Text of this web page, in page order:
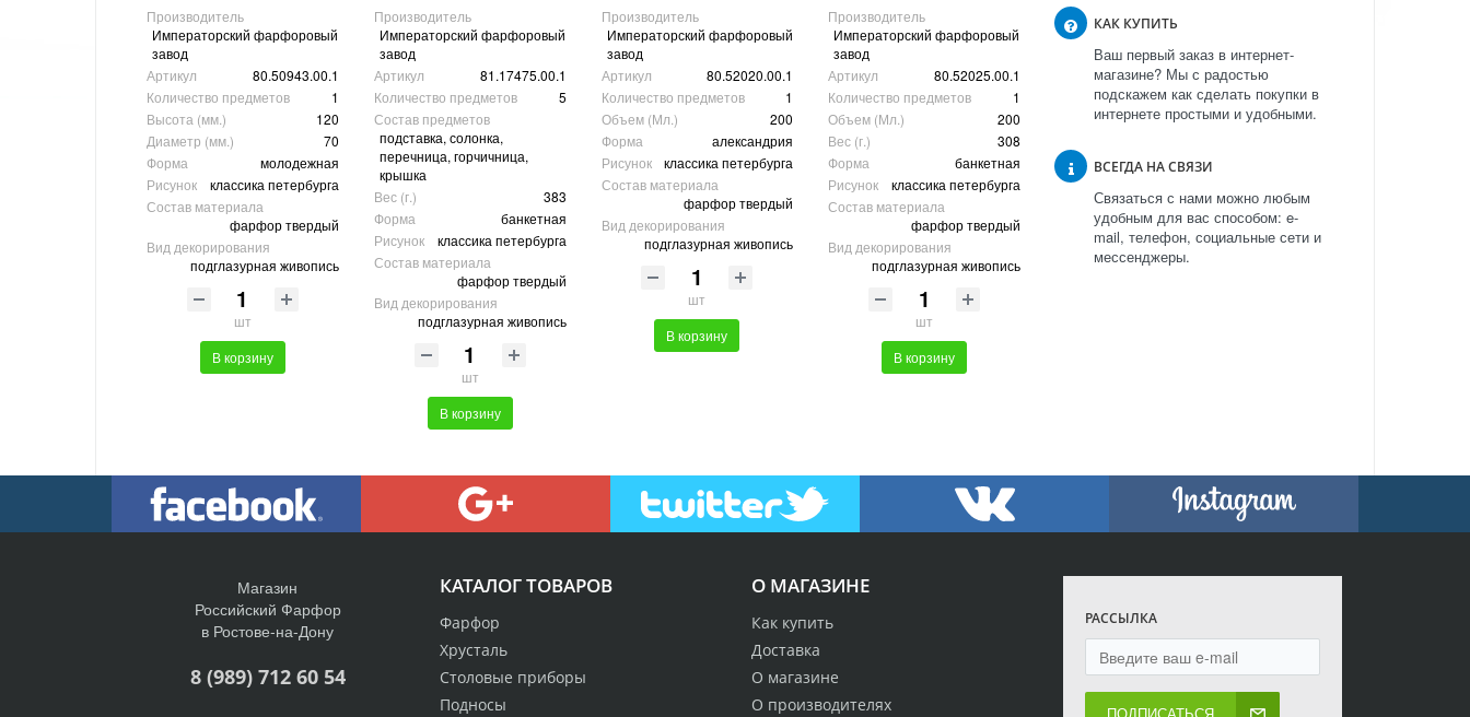
Производитель
Императорский фарфоровый
завод
Артикул
80.50943.00.1
Количество предметов
1
Высота (мм.)
120
Диаметр (мм.)
70
Форма
молодежная
Рисунок
классика петербурга
Состав материала
фарфор твердый
Вид декорирования
подглазурная живопись
шт
В корзину
Производитель
Императорский фарфоровый
завод
Артикул
81.17475.00.1
Количество предметов
5
Состав предметов
подставка, солонка,
перечница, горчичница,
крышка
Вес (г.)
383
Форма
банкетная
Рисунок
классика петербурга
Состав материала
фарфор твердый
Вид декорирования
подглазурная живопись
шт
В корзину
Производитель
Императорский фарфоровый
завод
Артикул
80.52020.00.1
Количество предметов
1
Объем (Мл.)
200
Форма
александрия
Рисунок
классика петербурга
Состав материала
фарфор твердый
Вид декорирования
подглазурная живопись
шт
В корзину
Производитель
Императорский фарфоровый
завод
Артикул
80.52025.00.1
Количество предметов
1
Объем (Мл.)
200
Вес (г.)
308
Форма
банкетная
Рисунок
классика петербурга
Состав материала
фарфор твердый
Вид декорирования
подглазурная живопись
шт
В корзину
КАК КУПИТЬ
Ваш первый заказ в интернет-
магазине? Мы с радостью
подскажем как сделать покупки в
интернете простыми и удобными.
ВСЕГДА НА СВЯЗИ
Связаться с нами можно любым
удобным для вас способом: e-
mail, телефон, социальные сети и
мессенджеры.
О МАГАЗИНЕ
Как купить
Доставка
О магазине
О производителях
КАТАЛОГ ТОВАРОВ
Фарфор
Хрусталь
Столовые приборы
Подносы
РАССЫЛКА
Магазин
Российский Фарфор
в Ростове-на-Дону
8 (989) 712 60 54